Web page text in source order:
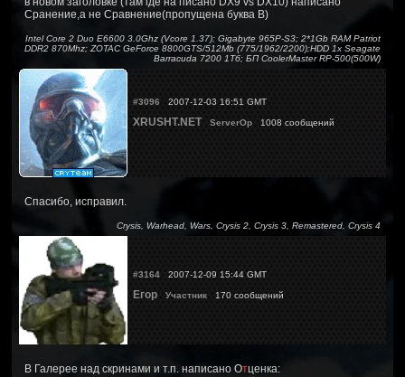
Сранение,а не Сравнение(пропущена буква В)
Intel Core 2 Duo E6600 3.0Ghz (Vcore 1.37); Gigabyte 965P-S3; 2*1Gb RAM Patriot
DDR2 870Mhz; ZOTAC GeForce 8800GTS/512Mb (775/1962/2200);HDD 1x Seagate
Barracuda 7200 1Тб; БП CoolerMaster RP-500(500W)
#3096 2007-12-03 16:51 GMT
XRUSHT.NET ServerOp 1008 сообщений
Спасибо, исправил.
Crysis, Warhead, Wars, Crysis 2, Crysis 3, Remastered, Crysis 4
#3164 2007-12-09 15:44 GMT
Егор Участник 170 сообщений
В Галерее над скринами и т.п. написано Отценка: